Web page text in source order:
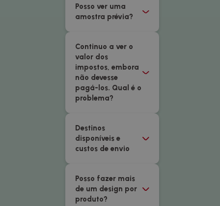
Posso ver uma
amostra prévia?
Continuo a ver o
valor dos
impostos, embora
não devesse
pagá-los. Qual é o
problema?
Destinos
disponíveis e
custos de envio
Posso fazer mais
de um design por
produto?